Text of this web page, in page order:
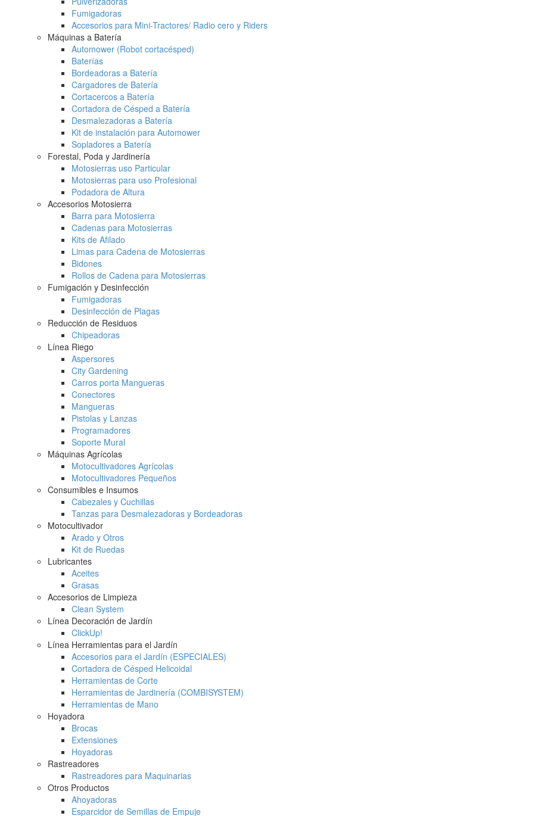
Fumigadoras
Accesorios para Mini-Tractores/ Radio cero y Riders
Máquinas a Batería
Automower (Robot cortacésped)
Baterías
Bordeadoras a Batería
Cargadores de Batería
Cortacercos a Batería
Cortadora de Césped a Batería
Desmalezadoras a Batería
Kit de instalación para Automower
Sopladores a Batería
Forestal, Poda y Jardinería
Motosierras uso Particular
Motosierras para uso Profesional
Podadora de Altura
Accesorios Motosierra
Barra para Motosierra
Cadenas para Motosierras
Kits de Afilado
Limas para Cadena de Motosierras
Bidones
Rollos de Cadena para Motosierras
Fumigación y Desinfección
Fumigadoras
Desinfección de Plagas
Reducción de Residuos
Chipeadoras
Línea Riego
Aspersores
City Gardening
Carros porta Mangueras
Conectores
Mangueras
Pistolas y Lanzas
Programadores
Soporte Mural
Máquinas Agrícolas
Motocultivadores Agrícolas
Motocultivadores Pequeños
Consumibles e Insumos
Cabezales y Cuchillas
Tanzas para Desmalezadoras y Bordeadoras
Motocultivador
Arado y Otros
Kit de Ruedas
Lubricantes
Aceites
Grasas
Accesorios de Limpieza
Clean System
Línea Decoración de Jardín
ClickUp!
Línea Herramientas para el Jardín
Accesorios para el Jardín (ESPECIALES)
Cortadora de Césped Helicoidal
Herramientas de Corte
Herramientas de Jardinería (COMBISYSTEM)
Herramientas de Mano
Hoyadora
Brocas
Extensiones
Hoyadoras
Rastreadores
Rastreadores para Maquinarias
Otros Productos
Ahoyadoras
Esparcidor de Semillas de Empuje